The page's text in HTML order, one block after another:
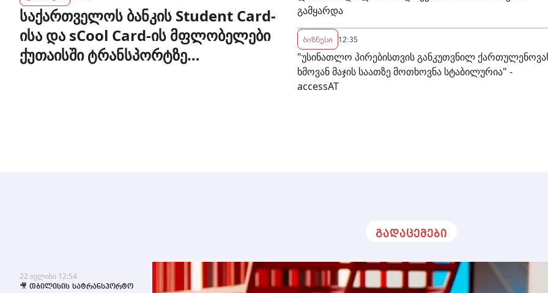
საქართველოს ბანკის Student Card-
ისა და sCool Card-ის მფლობელები
ქუთაისში ტრანსპორტზე
გამყარდა
ბიზნესი 12:35
"უსინათლო პირებისთვის განკუთვნილ
ხმოვან მაჯის საათზე მოთხოვნა სტაბილურია" -
accessAT
გადაცემები
22 ივლისი 12:54
🎥 თბილისის სატრანსპორტო